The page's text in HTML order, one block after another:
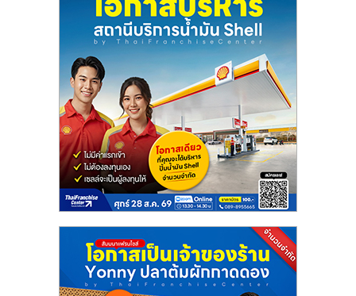
ไชส์
ขาย
แฟ
ไชส์
แฟ